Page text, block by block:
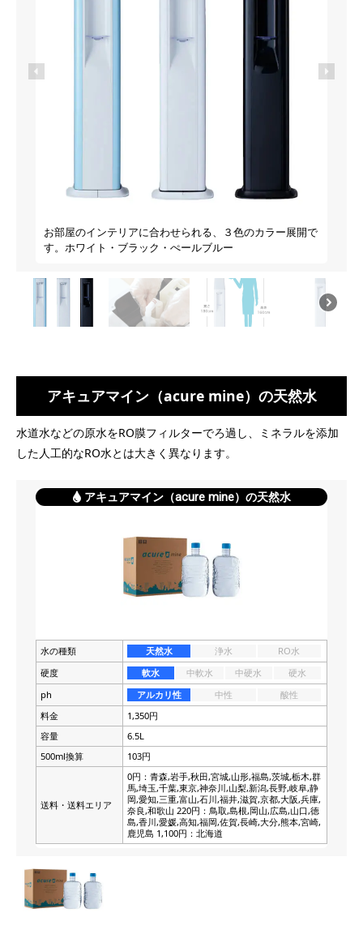
お部屋のインテリアに合わせられる、３色のカラー展開で
す。ホワイト・ブラック・ぺールブルー
アキュアマイン（acure mine）の天然水
水道水などの原水をRO膜フィルターでろ過し、ミネラルを添加
した人工的なRO水とは大きく異なります。
アキュアマイン（acure mine）の天然水
水の種類 天然水 浄水
RO水
硬度
軟水 中軟水 中硬水
硬水
ph
アルカリ性 中性
酸性
料金
1,350円
容量
6.5L
500ml換算
103円
送料・送料エリア
0円：青森,岩手,秋田,宮城,山形,福島,茨城,栃木,群
馬,埼玉,千葉,東京,神奈川,山梨,新潟,長野,岐阜,静
岡,愛知,三重,富山,石川,福井,滋賀,京都,大阪,兵庫,
奈良,和歌山 220円：鳥取,島根,岡山,広島,山口,徳
島,香川,愛媛,高知,福岡,佐賀,長崎,大分,熊本,宮崎,
鹿児島 1,100円：北海道